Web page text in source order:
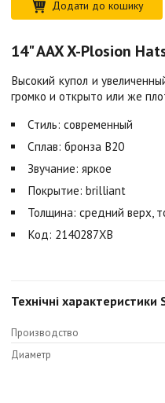
Додати до кошику
14" AAX X-Plosion
Высокий купол и
громко и открыто или же
Стиль: современный
Сплав: бронза B20
Звучание: яркое
Покрытие: brilliant
Толщина: средний верх,
Код: 2140287XB
Технічні
Производство
Диаметр